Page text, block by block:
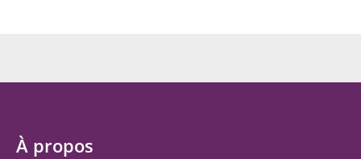
À propos